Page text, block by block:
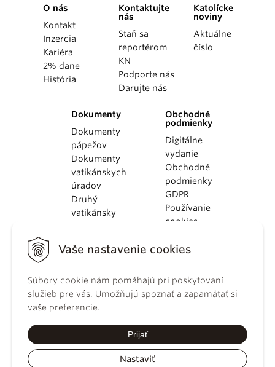
Vaše nastavenie cookies
Súbory cookie nám pomáhajú pri poskytovaní
služieb pre vás. Umožňujú spoznať a zapamätať si
vaše preferencie.
Prijať
Nastaviť
O nás
Kontakt
Inzercia
Kariéra
2% dane
História
Kontaktujte
nás
Staň sa
reportérom
KN
Podporte nás
Darujte nás
Katolícke
noviny
Aktuálne
číslo
Dokumenty
Dokumenty
pápežov
Dokumenty
vatikánskych
úradov
Druhý
vatikánsky
KBS
kánonického
práva
Katechizmus
Obchodné
podmienky
Digitálne
vydanie
Obchodné
podmienky
GDPR
Používanie
cookies